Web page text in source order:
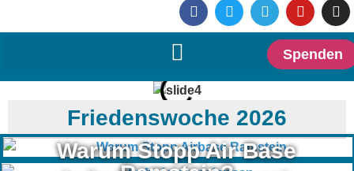
Spenden
Friedenswoche 2026
Warum Stopp Air Base